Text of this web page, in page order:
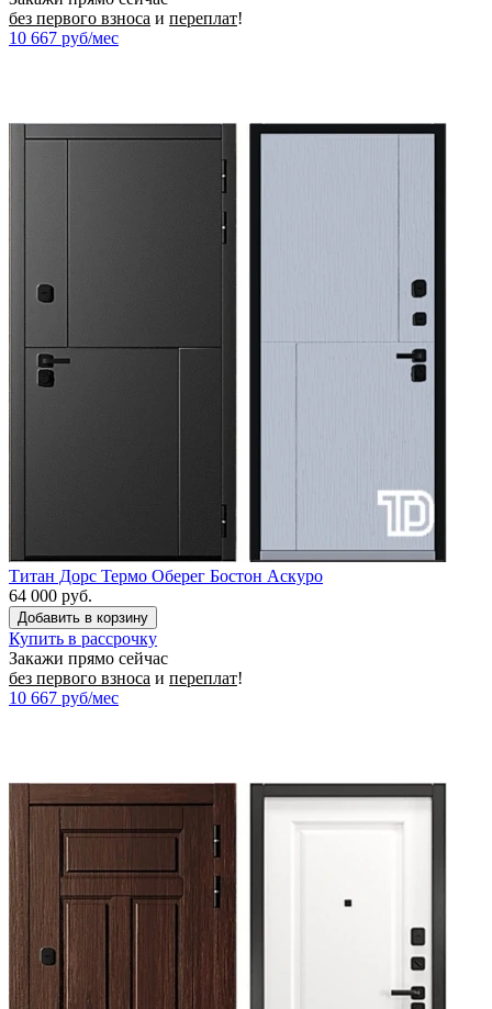
без первого взноса и переплат!
10 667 руб/мес
Титан Дорс Термо Оберег Бостон Аскуро
64 000 руб.
Купить в рассрочку
Закажи прямо сейчас
без первого взноса и переплат!
10 667 руб/мес